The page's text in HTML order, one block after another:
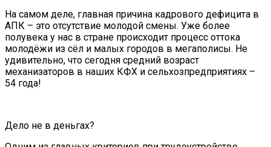
На самом деле, главная причина кадрового дефицита в
АПК – это отсутствие молодой смены. Уже более
полувека у нас в стране происходит процесс оттока
молодёжи из сёл и малых городов в мегаполисы. Не
удивительно, что сегодня средний возраст
механизаторов в наших КФХ и сельхозпредприятиях –
54 года!
Дело не в деньгах?